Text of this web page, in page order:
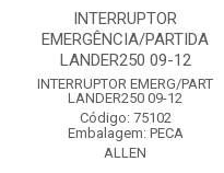
INTERRUPTOR
EMERGÊNCIA/PARTIDA
LANDER250 09-12
INTERRUPTOR EMERG/PART
LANDER250 09-12
Código: 75102
Embalagem: PECA
ALLEN